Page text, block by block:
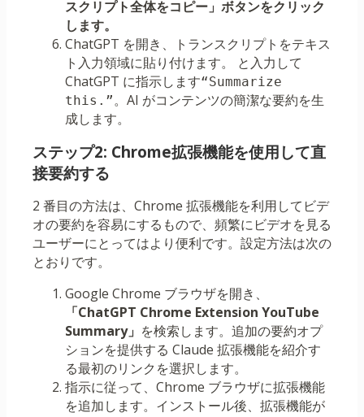
スクリプト全体をコピー」ボタンをクリック
します。
ChatGPT を開き、トランスクリプトをテキス
ト入力領域に貼り付けます。 と入力して
ChatGPT に指示します“Summarize
this.”。AI がコンテンツの簡潔な要約を生
成します。
ステップ2: Chrome拡張機能を使用して直
接要約する
2 番目の方法は、Chrome 拡張機能を利用してビデ
オの要約を容易にするもので、頻繁にビデオを見る
ユーザーにとってはより便利です。設定方法は次の
とおりです。
Google Chrome ブラウザを開き、
「ChatGPT Chrome Extension YouTube
Summary」 を検索します。追加の要約オプ
ションを提供する Claude 拡張機能を紹介す
る最初のリンクを選択します。
指示に従って、Chrome ブラウザに拡張機能
を追加します。インストール後、拡張機能が